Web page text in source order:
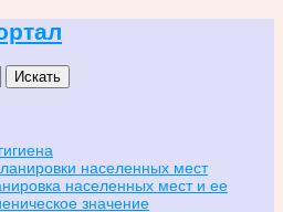
Искать
населенных мест
населенных мест и ее
значение